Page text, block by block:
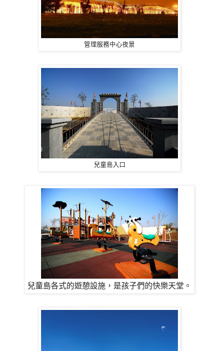
管理服務中心夜景
兒童島入口
兒童島各式的遊憩設施，是孩子們的快樂天堂。